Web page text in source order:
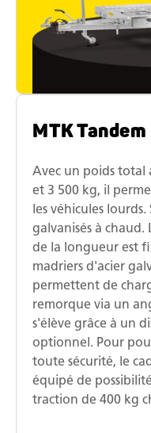
MTK Tandem
Avec un poids total
et 3 500 kg, il
les véhicules lourds.
galvanisés à chaud.
de la longueur est
madriers d'acier
permettent de
remorque via un
s'élève grâce à un
optionnel. Pour
toute sécurité, le
équipé de
traction de 400 kg